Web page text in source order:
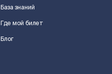
База знаний
Где мой билет
Блог